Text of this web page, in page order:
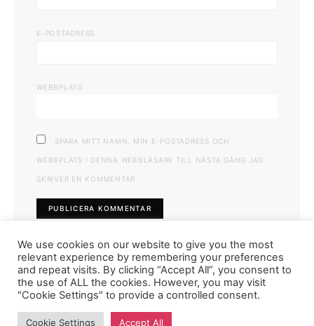
E-POSTADRESS
WEBBPLATS
SPARA MITT NAMN, MIN E-POSTADRESS OCH
WEBBPLATS I DENNA WEBBLÄSARE TILL NÄSTA GÅNG JAG
SKRIVER EN KOMMENTAR.
FASHIONINK.SE
We use cookies on our website to give you the most
relevant experience by remembering your preferences
and repeat visits. By clicking “Accept All”, you consent to
the use of ALL the cookies. However, you may visit
"Cookie Settings" to provide a controlled consent.
Cookie Settings Accept All